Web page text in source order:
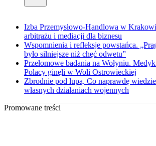
Izba Przemysłowo-Handlowa w
arbitrażu i mediacji dla biznesu
Wspomnienia i refleksje powstańca.
było silniejsze niż chęć odwetu”
Przełomowe badania na Wołyniu.
Polacy ginęli w Woli Ostrowieckiej
Zbrodnie pod lupą. Co naprawdę
własnych działaniach wojennych
Promowane treści